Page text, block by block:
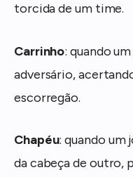
torcida de um time.
Carrinho: quando
adversário,
escorregão.
Chapéu: quando um
da cabeça de outro,